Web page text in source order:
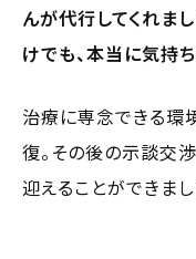
んが代行してくれま
けでも、本当に気持
治療に専念できる環
復。その後の示談交
迎えることができまし